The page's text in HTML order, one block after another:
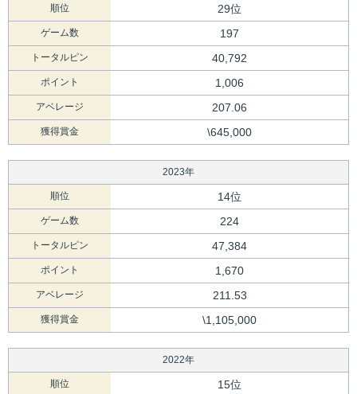
順位 29位
ゲーム数 197
トータルピン 40,792
ポイント 1,006
アベレージ 207.06
獲得賞金 \645,000
2023年
順位 14位
ゲーム数 224
トータルピン 47,384
ポイント 1,670
アベレージ 211.53
獲得賞金 \1,105,000
2022年
順位 15位